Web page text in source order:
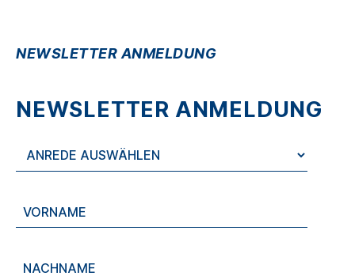
NEWSLETTER ANMELDUNG
NEWSLETTER ANMELDUNG